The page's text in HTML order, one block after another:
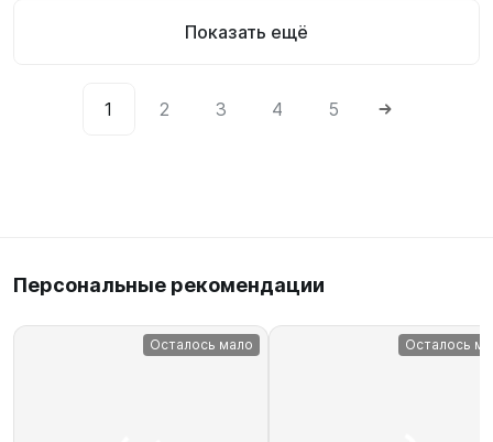
Показать ещё
1 2 3 4 5
Персональные рекомендации
Осталось мало Осталось